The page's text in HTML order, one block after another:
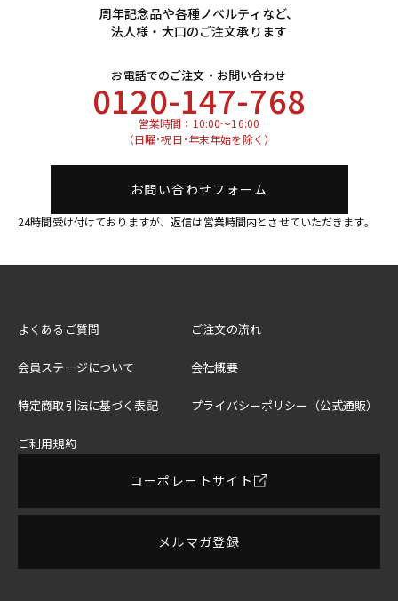
周年記念品や各種ノベルティなど、
法人様・大口のご注文承ります
お電話でのご注文・お問い合わせ
0120-147-768
営業時間：10:00～16:00
（日曜･祝日･年末年始を除く）
お問い合わせフォーム
24時間受け付けておりますが、返信は営業時間内とさせていただきます。
よくあるご質問 ご注文の流れ
会員ステージについて 会社概要
特定商取引法に基づく表記 プライバシーポリシー（公式通販）
ご利用規約
コーポレートサイト
メルマガ登録